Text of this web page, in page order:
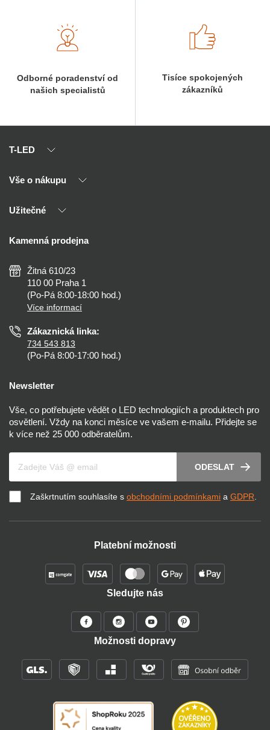
Odborné poradenství od
našich specialistů
Tisíce spokojených
zákazníků
T-LED
O nás
Kontakty
Vše o nákupu
Výhody T-LED
Montáž
Nejčastější dotazy
Než koupíte
Osvětlení dle místnosti
Užitečné
Reklamace a vrácení
Zásady ochrany soukromí
Nastavení cookies
Prohlášení o přístupnosti
Kamenná prodejna
Žitná 610/23
110 00 Praha 1
(Po-Pá 8:00-18:00 hod.)
Více informací
Zákaznická linka:
734 543 813
(Po-Pá 8:00-17:00 hod.)
Newsletter
Vše, co potřebujete vědět o LED technologiích a produktech pro
osvětlení. Vždy na konci měsíce ve vašem e-mailu. Přidejte se
k více než 25 000 odběratelům.
ODESLAT
Zaškrtnutím souhlasíte s obchodními podmínkami a GDPR
Platební možnosti
Sledujte nás
Možnosti dopravy